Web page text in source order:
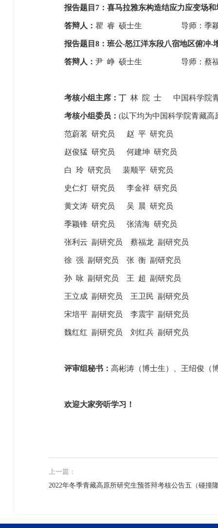
报告题目 7 ：喜马拉雅东构造结应力应变场
答辩人： 瞿 睿 硕士生 导师：季
报告题目 8 ：班公-怒江洋东段八宿地区俯冲-
答辩人： 尹 峥 硕士生 导师：蔡
考核小组主席： 丁 林 院 士 中国科学院
考核小组委员： (以下均为中国科学院青藏
范蔚茗 研究员 赵 平 研究员
赵俊猛 研究员 何建坤 研究员
白 玲 研究员 裴顺平 研究员
史仁灯 研究员 李金祥 研究员
黄文涛 研究员 吴 晨 研究员
季颖锋 研究员 张清海 研究员
张利云 副研究员 蔡福龙 副研究员
徐 强 副研究员 张 衡 副研究员
孙 咏 副研究员 王 超 副研究员
王立成 副研究员 王卫民 副研究员
宋培平 副研究员 李震宇 副研究员
魏红红 副研究员 刘红兵 副研究员
评审组秘书： 高彬涛（博士生）、王绍俊（
欢迎大家旁听学习！
上一篇：
2022年冬季青藏高原所研究生预答辩考核公告五（碰撞